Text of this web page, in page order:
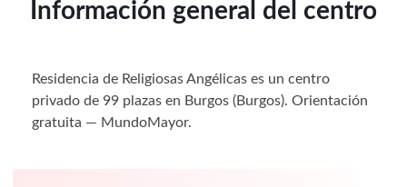
Información general del centro
Residencia de Religiosas Angélicas es un centro
privado de 99 plazas en Burgos (Burgos). Orientación
gratuita — MundoMayor.